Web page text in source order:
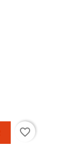
favorite_border